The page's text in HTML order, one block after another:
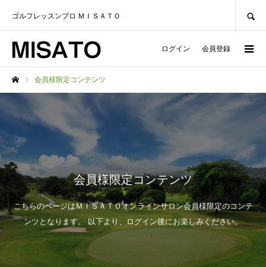
ゴルフレッスンプロ ＭＩＳＡＴＯ
ログイン 会員登録
会員様限定コンテンツ
会員様限定コンテンツ
こちらのページはＭＩＳＡＴＯオンラインサロン会員様限定のコンテ
ンツとなります。 以下より、ログイン後にお楽しみください。